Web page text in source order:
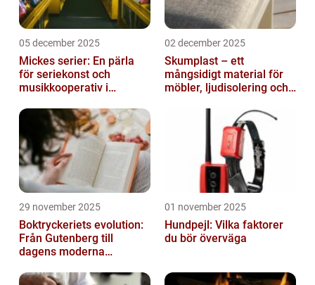
05 december 2025
Mickes serier: En pärla
för seriekonst och
musikkooperativ i
02 december 2025
Skumplast – ett
mångsidigt material för
möbler, ljudisolering och
29 november 2025
Boktryckeriets evolution:
Från Gutenberg till
dagens moderna
01 november 2025
Hundpejl: Vilka faktorer
du bör överväga